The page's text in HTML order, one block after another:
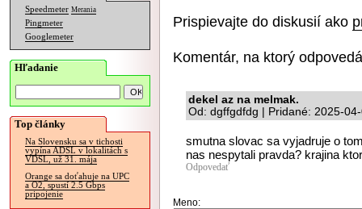
Speedmeter Merania
Pingmeter
Googlemeter
Hľadanie
Top články
Na Slovensku sa v tichosti
vypína ADSL v lokalitách s
VDSL, už 31. mája
Orange sa doťahuje na UPC
a O2, spustí 2.5 Gbps
pripojenie
Prispievajte do diskusií ako
Komentár, na ktorý
dekel az na melmak.
Od: dgffgdfdg | Pridané: 2025-
smutna slovac sa vyjadruje o
nas nespytali pravda? krajina
Odpovedať
Meno: